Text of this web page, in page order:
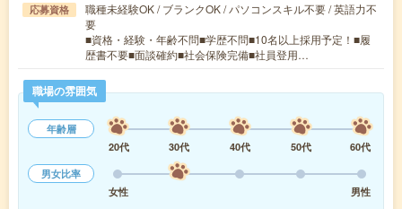
応募資格
職種未経験OK / ブランクOK / パソコンスキル不要 / 英語力不
要
■資格・経験・年齢不問■学歴不問■10名以上採用予定！■履
歴書不要■面談確約■社会保険完備■社員登用…
職場の雰囲気
年齢層
20代
30代 40代 50代
60代
男女比率
女性
男性